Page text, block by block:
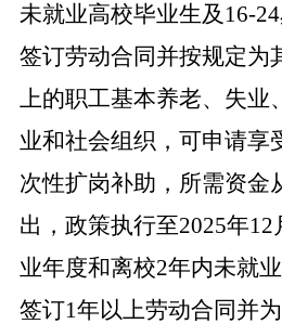
未就业高校毕业生及16-
签订劳动合同并按规定为
上的职工基本养老、失业
业和社会组织，可申请享
次性扩岗补助，所需资金
出，政策执行至2025年
业年度和离校2年内未就
签订1年以上劳动合同并